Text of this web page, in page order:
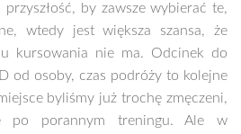
by zawsze wybierać te,
wtedy jest większa szansa, że
kursowania nie ma. Odcinek do
od osoby, czas podróży to kolejne
byliśmy już trochę zmęczeni,
po porannym treningu. Ale w